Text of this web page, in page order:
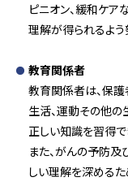
ピニオン、緩和ケア
理解が得られるよう
教育関係者
教育関係者は、保護
生活、運動その他
正しい知識を習得で
また、がんの予防
しい理解を深めるた